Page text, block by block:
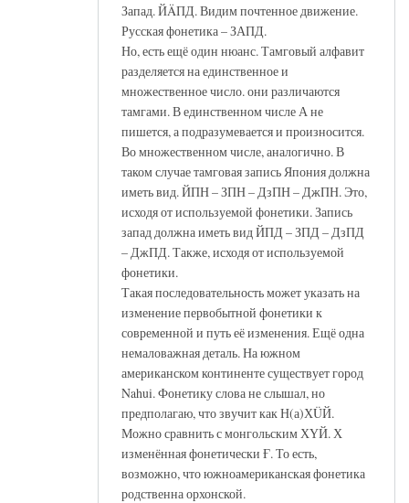
Запад. ЙÄПД. Видим почтенное движение.
Русская фонетика – ЗАПД.
Но, есть ещё один нюанс. Тамговый алфавит
разделяется на единственное и
множественное число. они различаются
тамгами. В единственном числе А не
пишется, а подразумевается и произносится.
Во множественном числе, аналогично. В
таком случае тамговая запись Япония должна
иметь вид. ЙПН – ЗПН – ДзПН – ДжПН. Это,
исходя от используемой фонетики. Запись
запад должна иметь вид ЙПД – ЗПД – ДзПД
– ДжПД. Также, исходя от используемой
фонетики.
Такая последовательность может указать на
изменение первобытной фонетики к
современной и путь её изменения. Ещё одна
немаловажная деталь. На южном
американском континенте существует город
Nahui. Фонетику слова не слышал, но
предполагаю, что звучит как Н(а)ХÜЙ.
Можно сравнить с монгольским ХҮЙ. Х
изменённая фонетически Ғ. То есть,
возможно, что южноамериканская фонетика
родственна орхонской.